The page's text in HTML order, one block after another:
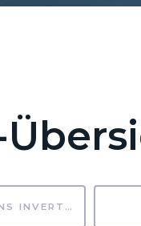
BUTTONS INVERTIERT